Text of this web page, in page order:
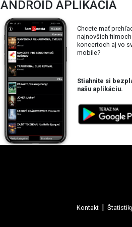
ANDROID APLIKÁCIA
Chcete mať
najnovších
koncertoch aj vo
mobile?
Stiahnite si
našu aplikáciu.
Kontakt